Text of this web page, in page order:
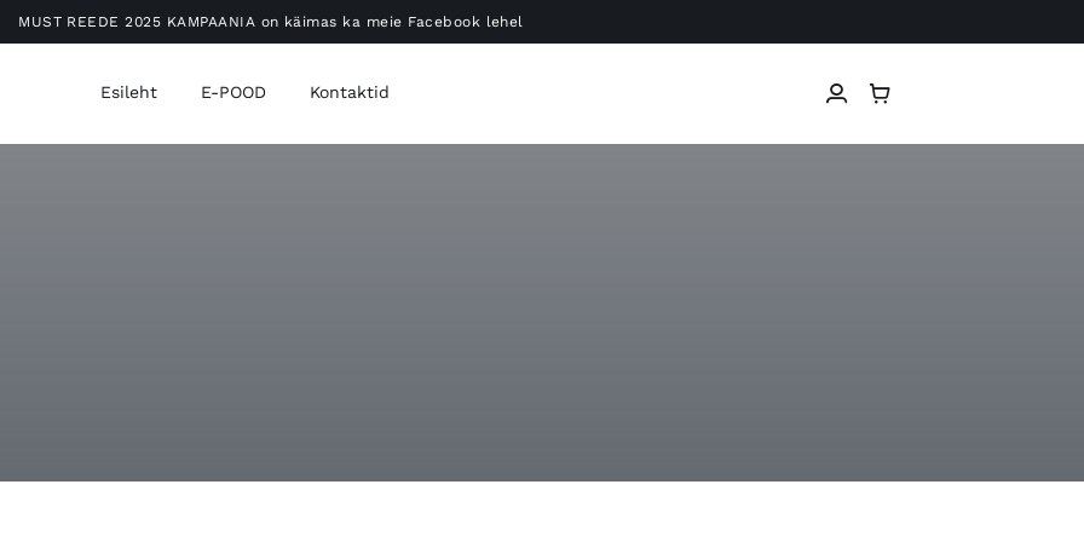
MUST REEDE 2025 KAMPAANIA on käimas ka meie Facebook lehel
Esileht E-POOD Kontaktid